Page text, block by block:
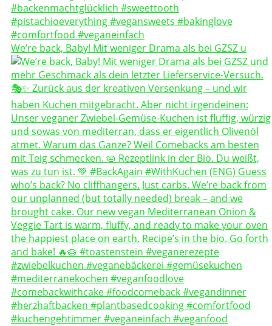
We’re back, Baby! Mit weniger Drama als bei GZSZ u